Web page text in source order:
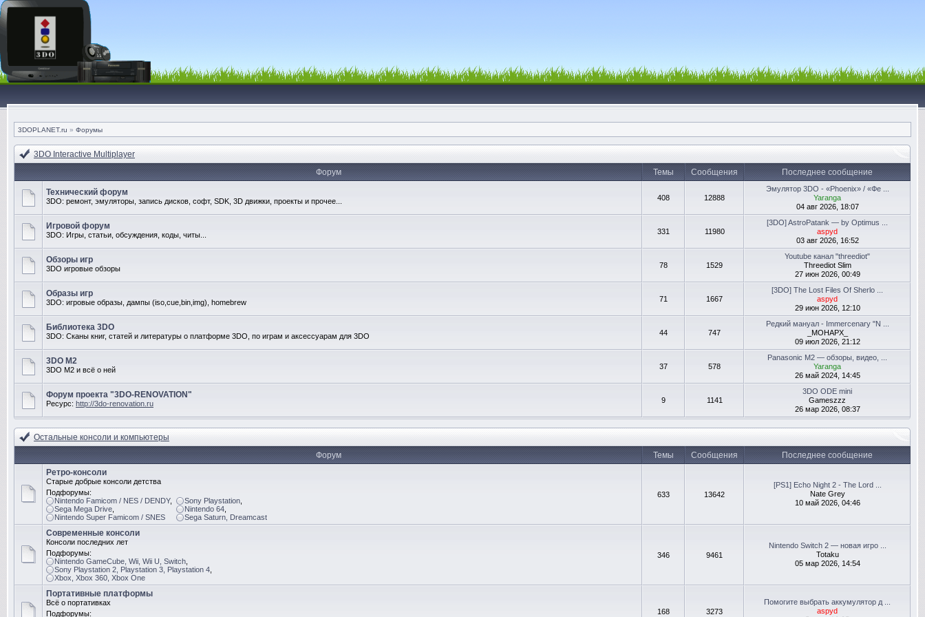
3DOPLANET.ru » Форумы
3DO Interactive Multiplayer
Форум
Темы Сообщения Последнее сообщение
Технический форум
3DO: ремонт, эмуляторы, запись дисков, софт, SDK, 3D движки, проекты и прочее... 408 12888
Эмулятор 3DO - «Phoenix» / «Фе ...
Yaranga
04 авг 2026, 18:07
Игровой форум
3DO: Игры, статьи, обсуждения, коды, читы... 331 11980
[3DO] AstroPatank — by Optimus ...
aspyd
03 авг 2026, 16:52
Обзоры игр
3DO игровые обзоры 78 1529
Youtube канал "threediot"
Threediot Slim
27 июн 2026, 00:49
Образы игр
3DO: игровые образы, дампы (iso,cue,bin,img), homebrew 71 1667
[3DO] The Lost Files Of Sherlo ...
aspyd
29 июн 2026, 12:10
Библиотека 3DO
3DO: Сканы книг, статей и литературы о платформе 3DO, по играм и аксессуарам для 3DO 44 747
Редкий мануал - Immercenary "N ...
_MOHAPX_
09 июл 2026, 21:12
3DO M2
3DO M2 и всё о ней 37 578
Panasonic M2 — обзоры, видео, ...
Yaranga
26 май 2024, 14:45
Форум проекта "3DO-RENOVATION"
Ресурс: http://3do-renovation.ru 9 1141
3DO ODE mini
Gameszzz
26 мар 2026, 08:37
Остальные консоли и компьютеры
Форум
Темы Сообщения
Последнее сообщение
Ретро-консоли
Старые добрые консоли детства
Подфорумы:
Nintendo Famicom / NES / DENDY,
Sega Mega Drive
Nintendo Super Famicom / SNES
Sony Playstation
Nintendo 64
Sega Saturn, Dreamcast
633 13642
[PS1] Echo Night 2 - The Lord ...
Nate Grey
10 май 2026, 04:46
Современные консоли
Консоли последних лет
Подфорумы:
Nintendo GameCube, Wii, Wii U, Switch
Sony Playstation 2, Playstation 3, Playstation 4
Xbox, Xbox 360, Xbox One
346 9461
Nintendo Switch 2 — новая игро ...
Totaku
05 мар 2026, 14:54
Портативные платформы
Всё о портативках
Подфорумы:
168 3273
Помогите выбрать аккумулятор д ...
aspyd